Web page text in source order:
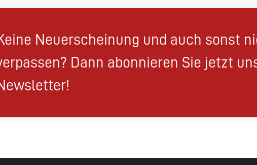
Neuerscheinung und auch sonst
Dann abonnieren Sie jetzt